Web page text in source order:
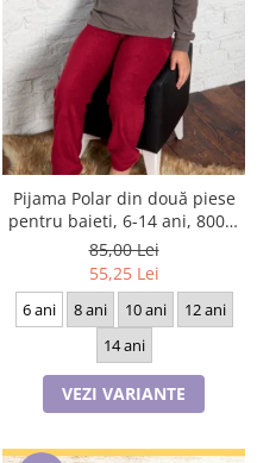
Pijama Polar din două piese
pentru baieti, 6-14 ani, 8000,
culoare gri cu visiniu
85,00 Lei
55,25 Lei
6 ani 8 ani 10 ani
12 ani
14 ani
VEZI VARIANTE